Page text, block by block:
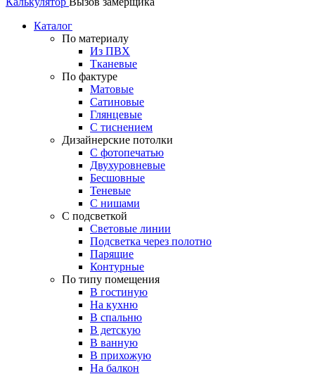
Каталог
По материалу
Из ПВХ
Тканевые
По фактуре
Матовые
Сатиновые
Глянцевые
С тиснением
Дизайнерские потолки
С фотопечатью
Двухуровневые
Бесшовные
Теневые
С нишами
С подсветкой
Световые линии
Подсветка через полотно
Парящие
Контурные
По типу помещения
В гостиную
На кухню
В спальню
В детскую
В ванную
В прихожую
На балкон